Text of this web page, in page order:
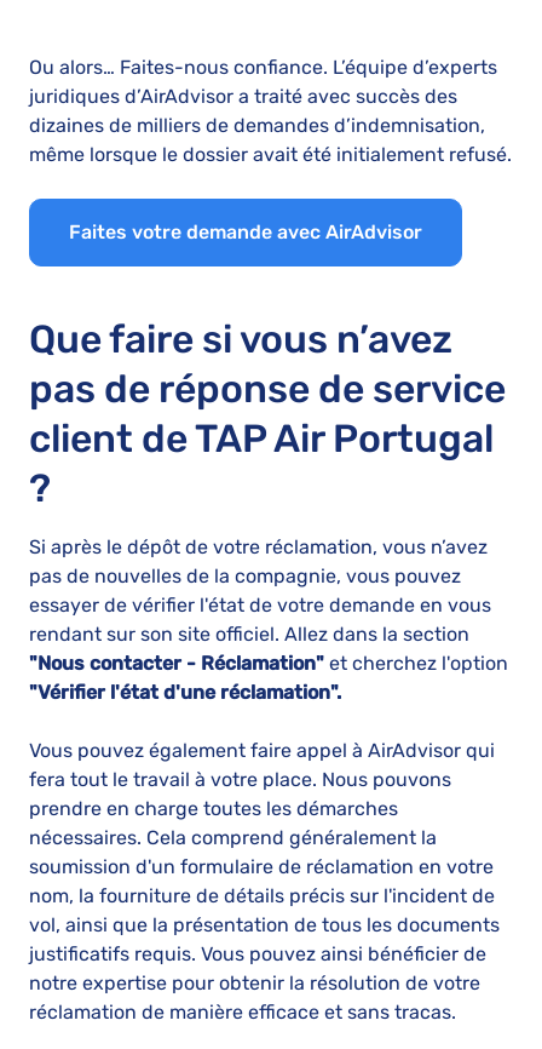
Ou alors… Faites-nous confiance. L’équipe d’experts
juridiques d’AirAdvisor a traité avec succès des
dizaines de milliers de demandes d’indemnisation,
même lorsque le dossier avait été initialement refusé.
Faites votre demande avec AirAdvisor
Que faire si vous n’avez
pas de réponse de service
client de TAP Air Portugal
?
Si après le dépôt de votre réclamation, vous n’avez
pas de nouvelles de la compagnie, vous pouvez
essayer de vérifier l'état de votre demande en vous
rendant sur son site officiel. Allez dans la section
"Nous contacter - Réclamation" et cherchez l'option
"Vérifier l'état d'une réclamation".
Vous pouvez également faire appel à AirAdvisor qui
fera tout le travail à votre place. Nous pouvons
prendre en charge toutes les démarches
nécessaires. Cela comprend généralement la
soumission d'un formulaire de réclamation en votre
nom, la fourniture de détails précis sur l'incident de
vol, ainsi que la présentation de tous les documents
justificatifs requis. Vous pouvez ainsi bénéficier de
notre expertise pour obtenir la résolution de votre
réclamation de manière efficace et sans tracas.